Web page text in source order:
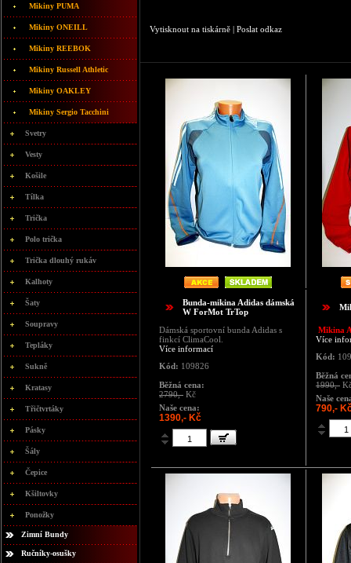
Mikiny PUMA
Mikiny ONEILL
Mikiny REEBOK
Mikiny Russell Athletic
Mikiny OAKLEY
Mikiny Sergio Tacchini
Svetry
Vesty
Košile
Tílka
Trička
Polo trička
Trička dlouhý rukáv
Kalhoty
Šaty
Soupravy
Tepláky
Sukně
Kratasy
Třičtvrtáky
Pásky
Šály
Čepice
Kšiltovky
Ponožky
Zimní Bundy
Ručníky-osušky
Vytisknout na tiskárně | Poslat odkaz
Bunda-mikina Adidas dámská
W ForMot TrTop
Dámská sportovní bunda Adidas s
finkcí ClimaCool.
Více informací
Kód: 109826
Běžná cena:
2790,- Kč
Naše cena:
1390,- Kč
Mikina
Více
Kód:
Běžná
1990,-
Naše
790,-